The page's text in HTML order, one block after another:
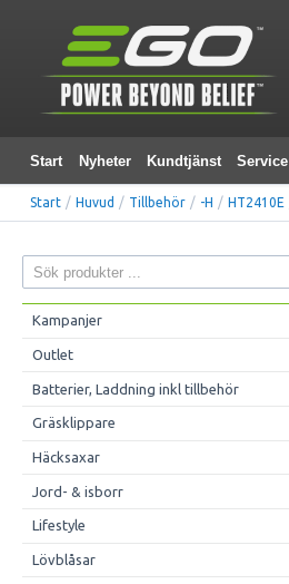
Start Nyheter Kundtjänst Service
Start / Huvud / Tillbehör / -H / HT2410E
Kampanjer
Outlet
Batterier, Laddning inkl tillbehör
Gräsklippare
Häcksaxar
Jord- & isborr
Lifestyle
Lövblåsar